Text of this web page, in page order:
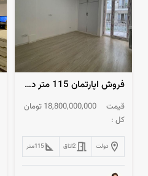
فروش اپارتمان 115 متر دولت
قیمت
کل :
18,800,000,000 تومان
دولت 2اتاق 115متر